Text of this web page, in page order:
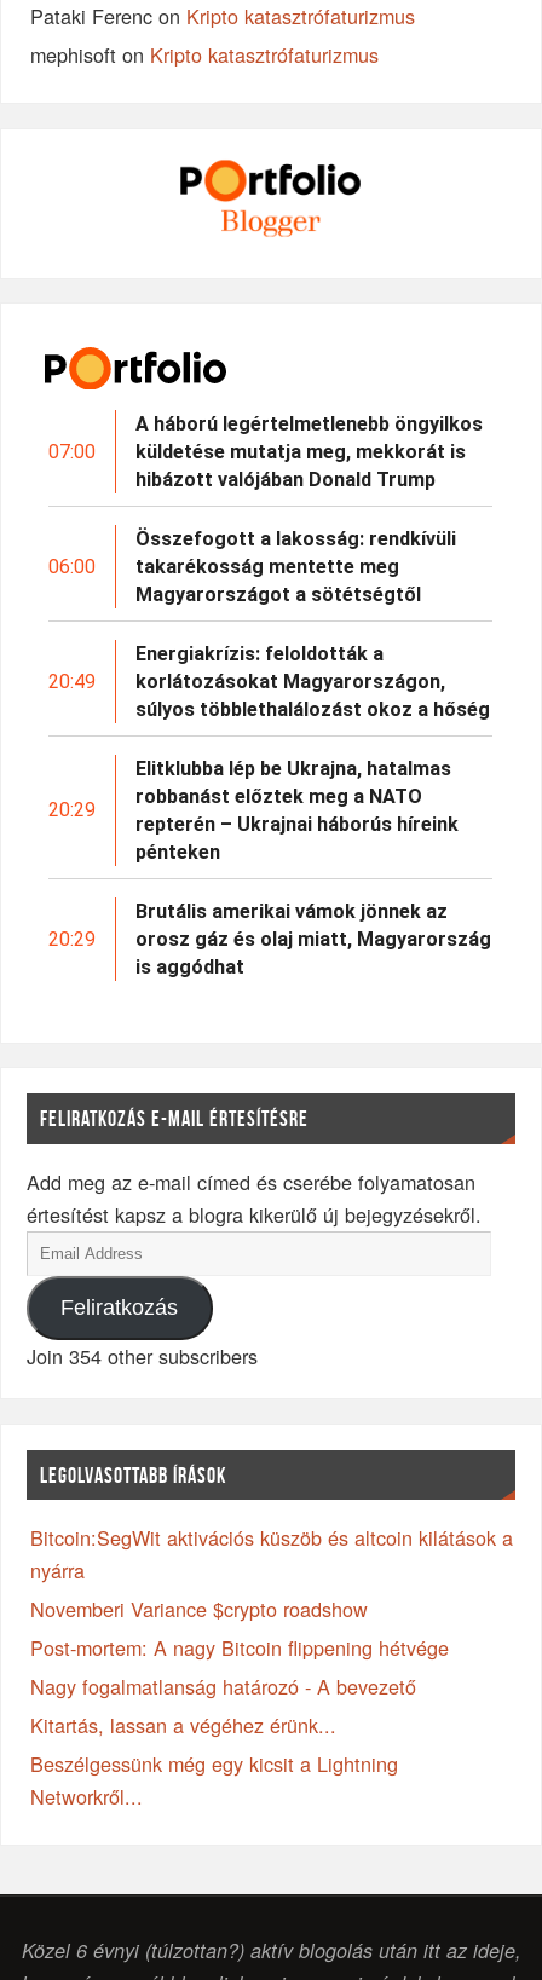
Pataki Ferenc on Kripto katasztrófaturizmus
mephisoft on Kripto katasztrófaturizmus
07:00
A háború legértelmetlenebb öngyilkos
küldetése mutatja meg, mekkorát is
hibázott valójában Donald Trump
06:00
Összefogott a lakosság: rendkívüli
takarékosság mentette meg
Magyarországot a sötétségtől
20:49
Energiakrízis: feloldották a
korlátozásokat Magyarországon,
súlyos többlethalálozást okoz a hőség
20:29
Elitklubba lép be Ukrajna, hatalmas
robbanást előztek meg a NATO
repterén – Ukrajnai háborús híreink
pénteken
20:29
Brutális amerikai vámok jönnek az
orosz gáz és olaj miatt, Magyarország
is aggódhat
FELIRATKOZÁS E-MAIL ÉRTESÍTÉSRE
Add meg az e-mail címed és cserébe folyamatosan
értesítést kapsz a blogra kikerülő új bejegyzésekről.
Feliratkozás
Join 354 other subscribers
LEGOLVASOTTABB ÍRÁSOK
Bitcoin:SegWit aktivációs küszöb és altcoin kilátások a
nyárra
Novemberi Variance $crypto roadshow
Post-mortem: A nagy Bitcoin flippening hétvége
Nagy fogalmatlanság határozó - A bevezető
Kitartás, lassan a végéhez érünk...
Beszélgessünk még egy kicsit a Lightning
Networkről...
Közel 6 évnyi (túlzottan?) aktív blogolás után itt az ideje,